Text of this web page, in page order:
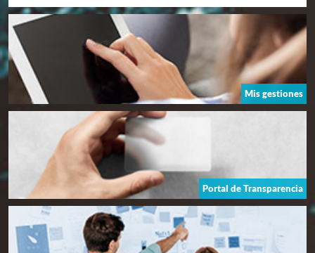
Mis gestiones
Portal de Transparencia